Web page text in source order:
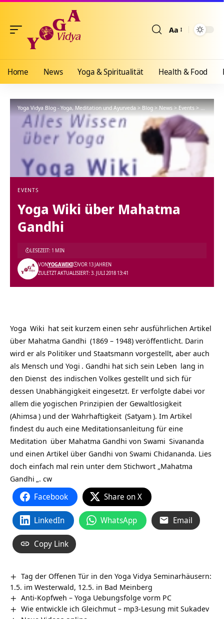
Aa
Home News Yoga & Spiritualität Health & Food
Yoga Vidya Blog - Yoga, Meditation und Ayurveda>Blog>News>Events>Yoga
EVENTS
Yoga Wiki über Mahatma
Gandhi
ZULETZT AKTUALISIERT: 3. JULI 2018 13:41
VONYOGAWIKI VOR 13 JAHREN
LESEZEIT: 1 MIN
Yoga Wiki hat seit kurzem einen sehr ausführlichen Artikel
über Mahatma Gandhi (1869 – 1948) veröffentlicht. Darin
wird er als Politiker und Staatsmann vorgestellt, aber auch
als Mensch und Yogi . Gandhi hat sich sein Leben lang in
den Dienst des indischen Volkes gestellt und sich für
dessen Unabhängigkeit eingesetzt. Er verfolgte dabei vor
allem die yogischen Prinzipien der Gewaltlosigkeit
(Ahimsa ) und der Wahrhaftigkeit (Satyam ). Im Artikel
findest du auch eine Meditationsanleitung für eine
Meditation über Mahatma Gandhi von Swami Sivananda
und einen Artikel über Gandhi von Swami Chidananda. Lies
doch einfach mal rein unter dem Stichwort „ Mahatma
Gandhi „. cw
Facebook Share on X
LinkedIn WhatsApp Email
Copy Link
Tag der Offenen Tür in den Yoga Vidya Seminarhäusern:
1.5. im Westerwald, 12.5. in Bad Meinberg
Anti-Kopfweh – Yoga Uebungsfolge vorm PC
Wie entwickle ich Gleichmut – mp3-Lesung mit Sukadev